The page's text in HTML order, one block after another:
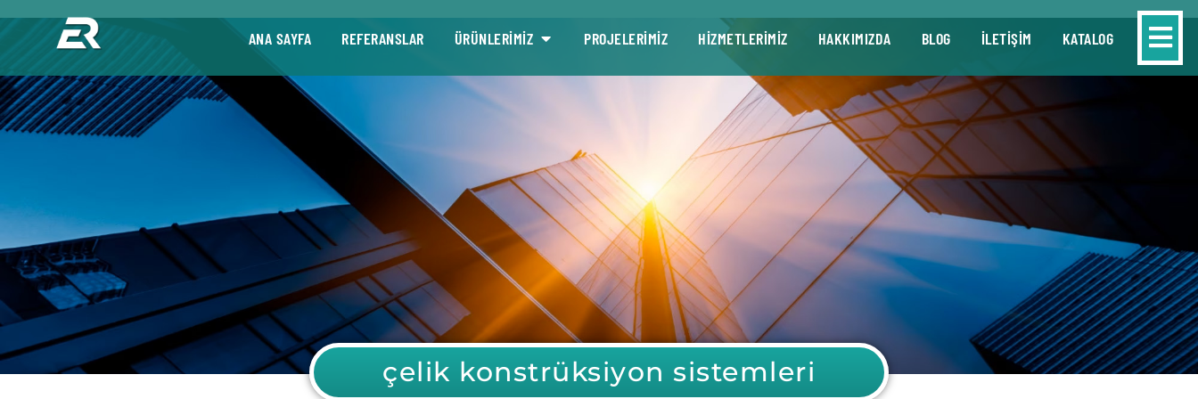
ANA SAYFA REFERANSLAR ÜRÜNLERİMİZ PROJELERİMİZ HİZMETLERİMİZ HAKKIMIZDA BLOG İLETİŞİM KATALOG
çelik konstrüksiyon sistemleri